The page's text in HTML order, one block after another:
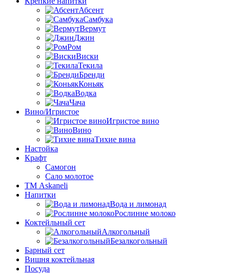
Абсент
Самбука
Вермут
Джин
Ром
Виски
Текила
Бренди
Коньяк
Водка
Чача
Вино/Игристое
Игристое вино
Вино
Тихие вина
Настойка
Крафт
Самогон
Сало молотое
ТМ Askaneli
Напитки
Вода и лимонад
Рослинне молоко
Коктейльный сет
Алкогольный
Безалкогольный
Барный сет
Вишня коктейльная
Посуда